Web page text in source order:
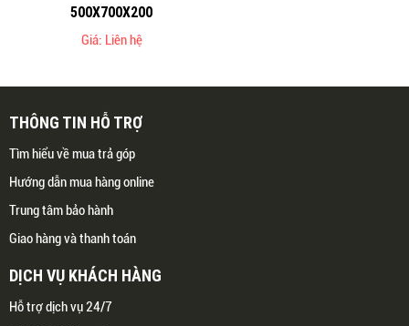
500X700X200
Giá: Liên hệ
THÔNG TIN HỖ TRỢ
Tìm hiểu về mua trả góp
Hướng dẫn mua hàng online
Trung tâm bảo hành
Giao hàng và thanh toán
DỊCH VỤ KHÁCH HÀNG
Hỗ trợ dịch vụ 24/7